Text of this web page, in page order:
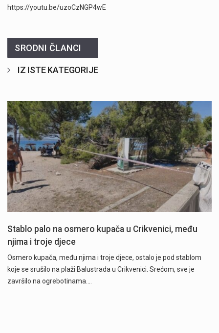
https://youtu.be/uzoCzNGP4wE
SRODNI ČLANCI
IZ ISTE KATEGORIJE
Stablo palo na osmero kupača u Crikvenici, među
njima i troje djece
Osmero kupača, među njima i troje djece, ostalo je pod stablom
koje se srušilo na plaži Balustrada u Crikvenici. Srećom, sve je
završilo na ogrebotinama.…